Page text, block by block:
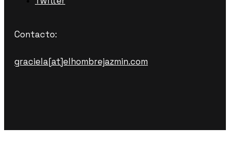
Contacto:
graciela[at]elhombrejazmin.com